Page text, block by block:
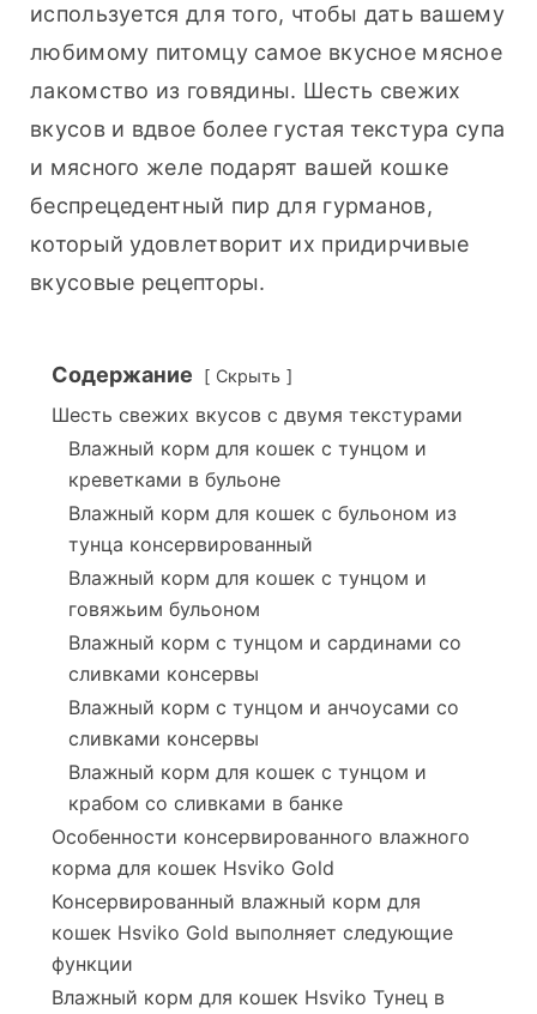
используется для того, чтобы дать вашему
любимому питомцу самое вкусное мясное
лакомство из говядины. Шесть свежих
вкусов и вдвое более густая текстура супа
и мясного желе подарят вашей кошке
беспрецедентный пир для гурманов,
который удовлетворит их придирчивые
вкусовые рецепторы.
Содержание Скрыть
Шесть свежих вкусов с двумя текстурами
Влажный корм для кошек с тунцом и
креветками в бульоне
Влажный корм для кошек с бульоном из
тунца консервированный
Влажный корм для кошек с тунцом и
говяжьим бульоном
Влажный корм с тунцом и сардинами со
сливками консервы
Влажный корм с тунцом и анчоусами со
сливками консервы
Влажный корм для кошек с тунцом и
крабом со сливками в банке
Особенности консервированного влажного
корма для кошек Hsviko Gold
Консервированный влажный корм для
кошек Hsviko Gold выполняет следующие
функции
Влажный корм для кошек Hsviko Тунец в